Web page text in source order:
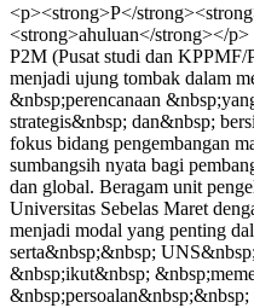
<p><strong>P</
<strong>ahuluan</strong></
P2M (Pusat studi dan KPPMF/
menjadi ujung tombak dalam
&nbsp;perencanaan
strategis&nbsp; dan&nbsp;
fokus bidang pengembangan
sumbangsih nyata bagi
dan global. Beragam unit
Universitas Sebelas Maret
menjadi modal yang penting
serta&nbsp;&nbsp;
&nbsp;ikut&nbsp;